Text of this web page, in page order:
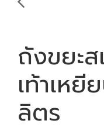
ถังขยะ
เท้าเห
ลิตร